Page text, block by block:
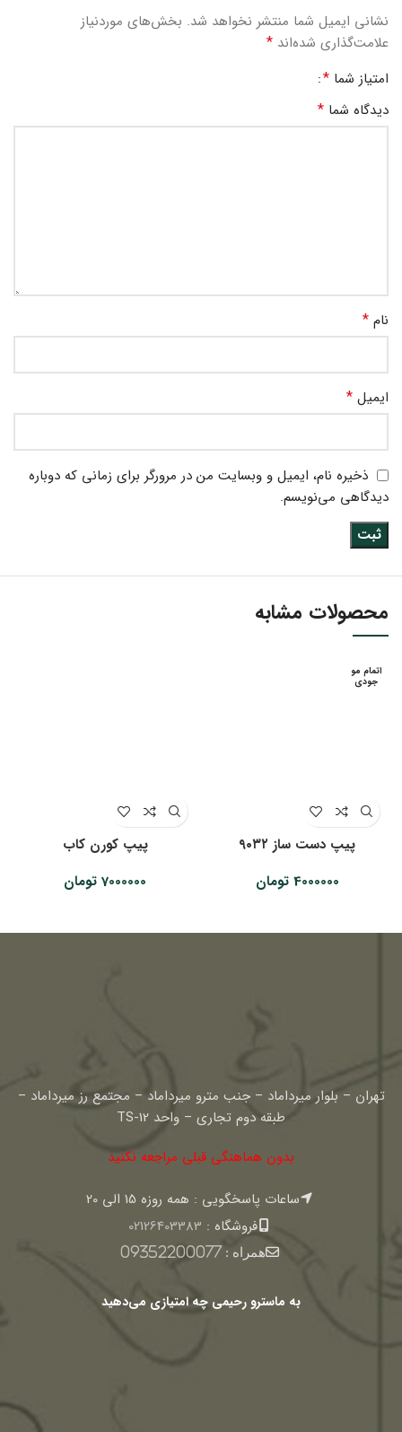
نشانی ایمیل شما منتشر نخواهد شد. بخش‌های موردنیاز
علامت‌گذاری شده‌اند *
امتیاز شما *
دیدگاه شما *
نام *
ایمیل *
ذخیره نام، ایمیل و وبسایت من در مرورگر برای زمانی که دوباره
دیدگاهی می‌نویسم.
محصولات مشابه
اتمام مو
جودی
پیپ دست ساز ۹۰۳۲
4000000 تومان
پیپ کورن کاب
7000000 تومان
تهران – بلوار میرداماد – جنب مترو میرداماد – مجتمع رز میرداماد –
طبقه دوم تجاری – واحد TS-12
بدون هماهنگی قبلی مراجعه نکنید
ساعات پاسخگویی : همه روزه 15 الی 20
فروشگاه : 02126403383
همراه :09352200077
به ماسترو رحیمی چه امتیازی می‌دهید